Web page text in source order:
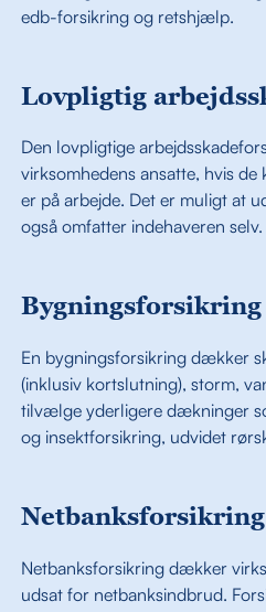
edb-forsikring og retshjælp.
Lovpligtig
Den lovpligtige
virksomhedens ansatte, hvis de
er på arbejde. Det er muligt at
også omfatter indehaveren selv.
Bygningsforsikring
En bygningsforsikring dækker
(inklusiv kortslutning), storm,
tilvælge yderligere dækninger
og insektforsikring, udvidet
Netbanksforsikring
Netbanksforsikring dækker
udsat for netbanksindbrud.